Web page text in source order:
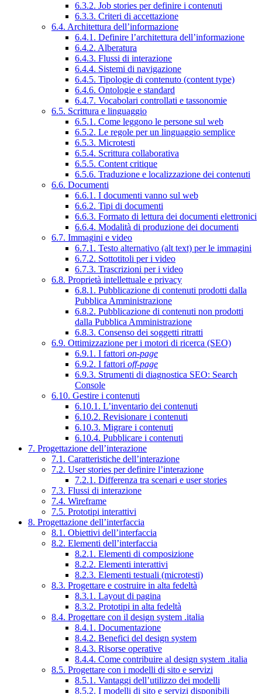
6.3.2. Job stories per definire i contenuti
6.3.3. Criteri di accettazione
6.4. Architettura dell’informazione
6.4.1. Definire l’architettura dell’informazione
6.4.2. Alberatura
6.4.3. Flussi di interazione
6.4.4. Sistemi di navigazione
6.4.5. Tipologie di contenuto (content type)
6.4.6. Ontologie e standard
6.4.7. Vocabolari controllati e tassonomie
6.5. Scrittura e linguaggio
6.5.1. Come leggono le persone sul web
6.5.2. Le regole per un linguaggio semplice
6.5.3. Microtesti
6.5.4. Scrittura collaborativa
6.5.5. Content critique
6.5.6. Traduzione e localizzazione dei contenuti
6.6. Documenti
6.6.1. I documenti vanno sul web
6.6.2. Tipi di documenti
6.6.3. Formato di lettura dei documenti elettronici
6.6.4. Modalità di produzione dei documenti
6.7. Immagini e video
6.7.1. Testo alternativo (alt text) per le immagini
6.7.2. Sottotitoli per i video
6.7.3. Trascrizioni per i video
6.8. Proprietà intellettuale e privacy
6.8.1. Pubblicazione di contenuti prodotti dalla
Pubblica Amministrazione
6.8.2. Pubblicazione di contenuti non prodotti
dalla Pubblica Amministrazione
6.8.3. Consenso dei soggetti ritratti
6.9. Ottimizzazione per i motori di ricerca (SEO)
6.9.1. I fattori on-page
6.9.2. I fattori off-page
6.9.3. Strumenti di diagnostica SEO: Search
Console
6.10. Gestire i contenuti
6.10.1. L’inventario dei contenuti
6.10.2. Revisionare i contenuti
6.10.3. Migrare i contenuti
6.10.4. Pubblicare i contenuti
7. Progettazione dell’interazione
7.1. Caratteristiche dell’interazione
7.2. User stories per definire l’interazione
7.2.1. Differenza tra scenari e user stories
7.3. Flussi di interazione
7.4. Wireframe
7.5. Prototipi interattivi
8. Progettazione dell’interfaccia
8.1. Obiettivi dell’interfaccia
8.2. Elementi dell’interfaccia
8.2.1. Elementi di composizione
8.2.2. Elementi interattivi
8.2.3. Elementi testuali (microtesti)
8.3. Progettare e costruire in alta fedeltà
8.3.1. Layout di pagina
8.3.2. Prototipi in alta fedeltà
8.4. Progettare con il design system .italia
8.4.1. Documentazione
8.4.2. Benefici del design system
8.4.3. Risorse operative
8.4.4. Come contribuire al design system .italia
8.5. Progettare con i modelli di sito e servizi
8.5.1. Vantaggi dell’utilizzo dei modelli
8.5.2. I modelli di sito e servizi disponibili